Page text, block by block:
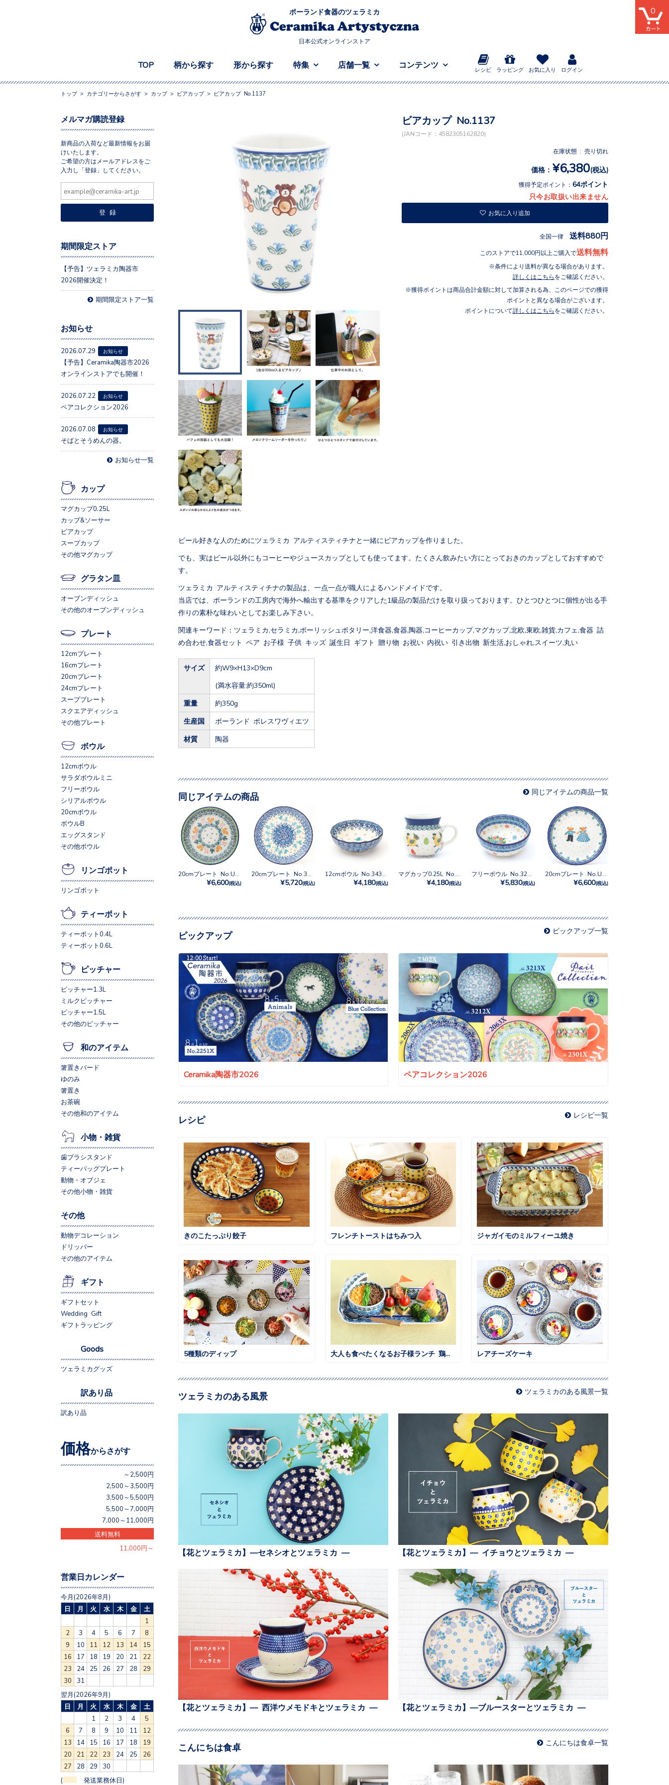
ポーランド食器のツェラミカ
日本公式オンラインストア
TOP 柄から探す 形から探す 特集 店舗一覧 コンテンツ
レシピ ラッピング お気に入り ログイン
0
トップ> カテゴリーからさがす > カップ> ビアカップ> ビアカップ No.1137
ビアカップ No.1137
(JANコード：4582305162820)
在庫状態 : 売り切れ
価格： ¥6,380(税込)
獲得予定ポイント： 64ポイント
只今お取扱い出来ません
お気に入り追加
全国一律 送料880円
このストアで11,000円以上ご購入で送料無料
条件により送料が異なる場合があります。
詳しくはこちら をご確認ください。
獲得ポイントは商品合計金額に対して加算される為、このページでの獲得
ポイントと異なる場合がございます。
ポイントについて詳しくはこちら をご確認ください。
ビール好きな人のためにツェラミカ アルティスティチナと一緒にビアカップを作りました。
でも、実はビール以外にもコーヒーやジュースカップとしても使ってます。たくさん飲みたい方にとっておきのカップとしておすすめで
す。
ツェラミカ アルティスティチナの製品は、一点一点が職人によるハンドメイドです。
当店では、ポーランドの工房内で海外へ輸出する基準をクリアした1級品の製品だけを取り扱っております。ひとつひとつに個性が出る手
作りの素朴な味わいとしてお楽しみ下さい。
関連キーワード：ツェラミカ,セラミカ,ポーリッシュポタリー,洋食器,食器,陶器,コーヒーカップ,マグカップ,北欧,東欧,雑貨,カフェ,食器 詰
め合わせ,食器セット ペア お子様 子供 キッズ 誕生日 ギフト 贈り物 お祝い 内祝い 引き出物 新生活,おしゃれ,スイーツ,丸い
サイズ 約W9×H13×D9cm
(満水容量:約350ml)
重量 約350g
生産国 ポーランド ボレスワヴィエツ
材質 陶器
同じアイテムの商品 同じアイテムの商品一覧
¥6,600(税込) ¥5,720(税込) ¥4,180(税込) ¥4,180(税込) ¥5,830(税込) ¥6,600(税込)
ピックアップ ピックアップ一覧
Ceramika陶器市2026 ペアコレクション2026
レシピ レシピ一覧
きのこたっぷり餃子 フレンチトーストはちみつ入 ジャガイモのミルフィーユ焼き
5種類のディップ 大人も食べたくなるお子様ランチ 鶏そぼろごはん レアチーズケーキ
ツェラミカのある風景 ツェラミカのある風景一覧
【花とツェラミカ】—セネシオとツェラミカ — 【花とツェラミカ】— イチョウとツェラミカ —
【花とツェラミカ】— 西洋ウメモドキとツェラミカ — 【花とツェラミカ】—ブルースターとツェラミカ —
こんにちは食卓 こんにちは食卓一覧
メルマガ購読登録
新商品の入荷など最新情報をお届
けいたします。
ご希望の方はメールアドレスをご
入力し「登録」してください。
期間限定ストア
【予告】ツェラミカ陶器市
2026開催決定！
期間限定ストア一覧
お知らせ
2026.07.29 お知らせ
【予告】Ceramika陶器市2026
オンラインストアでも開催！
2026.07.22 お知らせ
ペアコレクション2026
2026.07.08 お知らせ
そばとそうめんの器。
お知らせ一覧
カップ
マグカップ0.25L
カップ&ソーサー
ビアカップ
スープカップ
その他マグカップ
グラタン皿
オーブンディッシュ
その他のオーブンディッシュ
プレート
12cmプレート
16cmプレート
20cmプレート
24cmプレート
スーププレート
スクエアディッシュ
その他プレート
ボウル
12cmボウル
サラダボウルミニ
フリーボウル
シリアルボウル
20cmボウル
ボウルB
エッグスタンド
その他ボウル
リンゴポット
リンゴポット
ティーポット
ティーポット0.4L
ティーポット0.6L
ピッチャー
ピッチャー1.3L
ミルクピッチャー
ピッチャー1.5L
その他のピッチャー
和のアイテム
箸置きバード
ゆのみ
箸置き
お茶碗
その他和のアイテム
小物・雑貨
歯ブラシスタンド
ティーバッグプレート
動物・オブジェ
その他小物・雑貨
その他
動物デコレーション
ドリッパー
その他のアイテム
ギフト
ギフトセット
Wedding Gift
ギフトラッピング
Goods
ツェラミカグッズ
訳あり品
訳あり品
価格からさがす
～2,500円
2,500～3,500円
3,500～5,500円
5,500～7,000円
7,000～11,000円
送料無料
11,000円～
営業日カレンダー
今月(2026年8月)
日
月 火 水 木 金
土
1
2
3 4 5 6 7
8
9
10 11 12 13 14
15
16
17 18 19 20 21
22
23
24 25 26 27 28
29
30
31
翌月(2026年9月)
日
月 火 水 木 金
土
1
2 3 4
5
6
7 8 9 10 11
12
13
14 15 16 17 18
19
20
21 22 23 24 25
26
27
28 29 30
( 発送業務休日)